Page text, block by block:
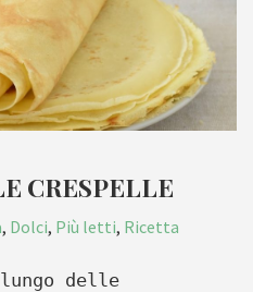
CRESPELLE
, Dolci, Più letti, Ricetta
delle